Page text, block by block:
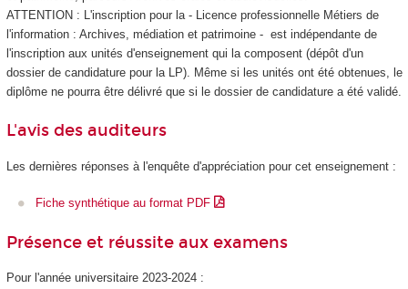
ATTENTION : L'inscription pour la - Licence professionnelle Métiers de
l'information : Archives, médiation et patrimoine - est indépendante de
l'inscription aux unités d'enseignementqui la composent (dépôt d'un
dossier de candidature pour la LP). Même si les unités ont été obtenues, le
diplôme ne pourra être délivré que si le dossier de candidature a été validé.
L'avis des auditeurs
Les dernières réponses à l'enquête d'appréciation pour cet enseignement :
Fiche synthétique au format PDF
Présence et réussite aux examens
Pour l'année universitaire 2023-2024 :